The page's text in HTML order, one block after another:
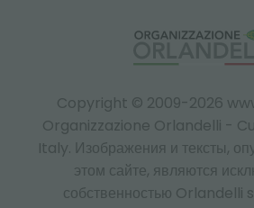
Copyright © 2009-2026
Organizzazione Orlandelli -
Italy. Изображения и тексты,
этом сайте, являются
собственностью Orlandelli